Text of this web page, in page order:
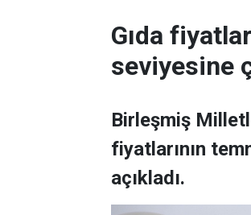
Gıda
seviyesine
Birleşmiş
fiyatlarının
açıkladı.